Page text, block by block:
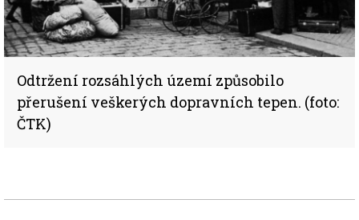
Odtržení rozsáhlých území způsobilo
přerušení veškerých dopravních tepen. (foto:
ČTK)